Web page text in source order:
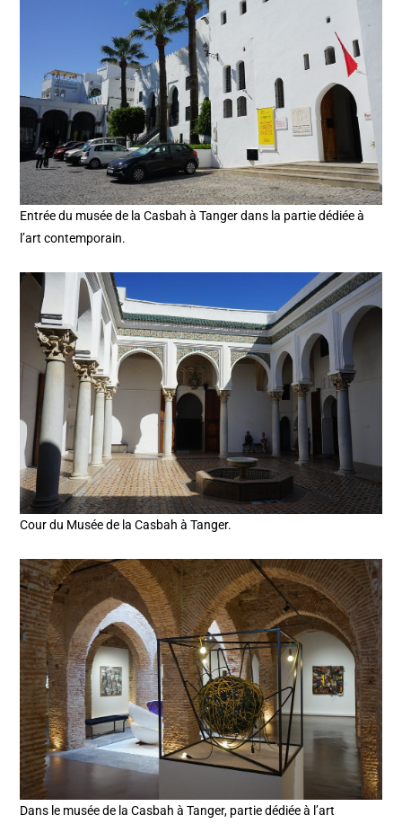
Entrée du musée de la Casbah à Tanger dans la partie dédiée à
l’art contemporain.
Cour du Musée de la Casbah à Tanger.
Dans le musée de la Casbah à Tanger, partie dédiée à l’art